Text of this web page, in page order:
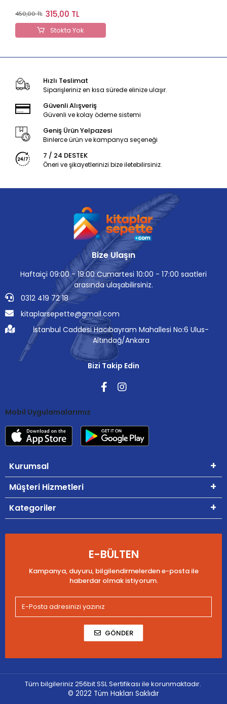
450,00 TL 315,00 TL
Stokta Yok
Hızlı Teslimat
Siparişleriniz en kısa sürede elinize ulaşır.
Güvenli Alışveriş
Güvenli ve kolay ödeme sistemi
Geniş Ürün Yelpazesi
Binlerce ürün ve kampanya seçeneği
7 / 24 DESTEK
Öneri ve şikayetlerinizi bize iletebilirsiniz.
Bize Ulaşın
Haftaiçi 09:00 - 19:00 Cumartesi 10:00 - 17:00 saatleri
arasında ulaşabilirsiniz.
0312 419 72 18
kitaplarsepette@gmail.com
İstanbul Caddesi Hacıbayram Mahallesi No:6 Ulus-
Altındağ/Ankara
Bizi Takip Edin
Mobil Uygulamalarımız
Kurumsal
Müşteri Hizmetleri
Kategoriler
E-BÜLTEN
Kampanya, duyuru, bilgilendirmelerden e-posta ile
haberdar olmak istiyorum.
GÖNDER
Tüm bilgileriniz 256bit SSL Sertifikası ile korunmaktadır.
© 2022 Tüm Hakları Saklıdır